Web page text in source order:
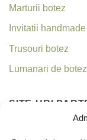
Marturii botez
Invitatii handmade
Trusouri botez
Lumanari de botez
SITE-URI